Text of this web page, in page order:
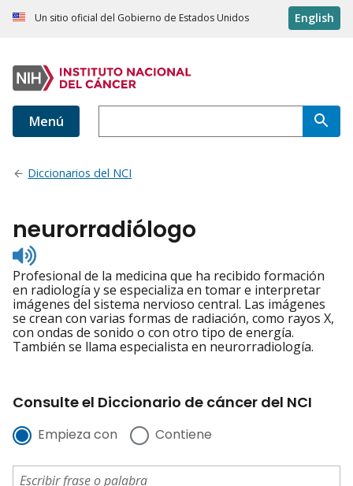
Un sitio oficial del Gobierno de Estados Unidos English
Menú
Diccionarios del NCI
neurorradiólogo
Listen
to
pronunciation
Profesional de la medicina que ha recibido formación
en radiología y se especializa en tomar e interpretar
imágenes del sistema nervioso central. Las imágenes
se crean con varias formas de radiación, como rayos X,
con ondas de sonido o con otro tipo de energía.
También se llama especialista en neurorradiología.
Consulte el Diccionario de cáncer del NCI
Empieza con Contiene